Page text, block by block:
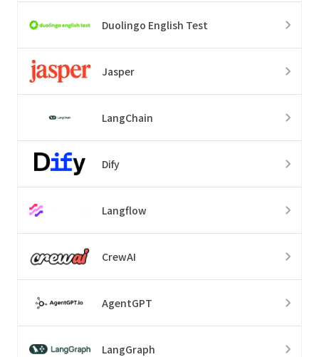
Duolingo English Test
Jasper
LangChain
Dify
Langflow
CrewAI
AgentGPT
LangGraph